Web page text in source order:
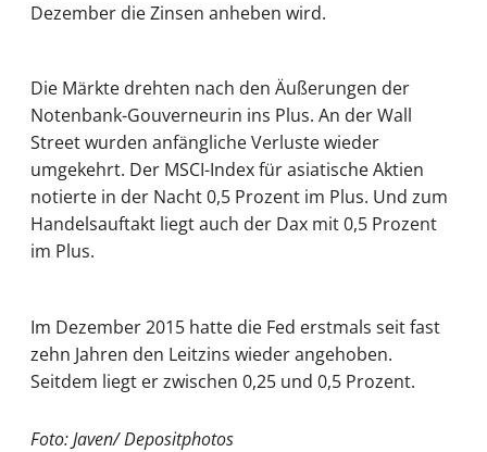
Dezember die Zinsen anheben wird.
Die Märkte drehten nach den Äußerungen der
Notenbank-Gouverneurin ins Plus. An der Wall
Street wurden anfängliche Verluste wieder
umgekehrt. Der MSCI-Index für asiatische Aktien
notierte in der Nacht 0,5 Prozent im Plus. Und zum
Handelsauftakt liegt auch der Dax mit 0,5 Prozent
im Plus.
Im Dezember 2015 hatte die Fed erstmals seit fast
zehn Jahren den Leitzins wieder angehoben.
Seitdem liegt er zwischen 0,25 und 0,5 Prozent.
Foto: Javen/ Depositphotos